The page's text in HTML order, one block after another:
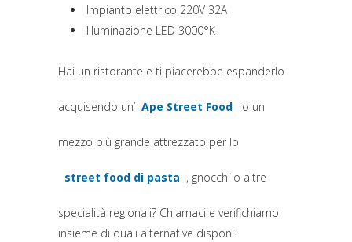
Impianto elettrico 220V 32A
Illuminazione LED 3000°K
Hai un ristorante e ti piacerebbe espanderlo
acquisendo un’ Ape Street Food
(si apre in una nuova scheda)
o un
mezzo più grande attrezzato per lo
street food di pasta , gnocchi o altre
specialità regionali? Chiamaci e verifichiamo
insieme di quali alternative disponi.